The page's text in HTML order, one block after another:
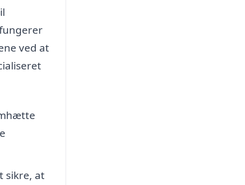
ved at
sikre, at